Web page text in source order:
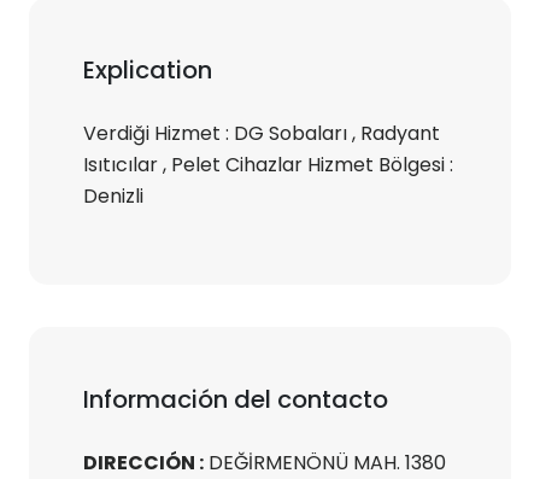
Explication
Verdiği Hizmet : DG Sobaları , Radyant
Isıtıcılar , Pelet Cihazlar Hizmet Bölgesi :
Denizli
Información del contacto
DIRECCIÓN : DEĞİRMENÖNÜ MAH. 1380